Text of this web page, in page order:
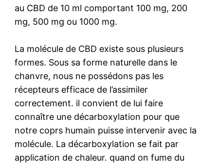
au CBD de 10 ml comportant 100 mg, 200
mg, 500 mg ou 1000 mg.
La molécule de CBD existe sous plusieurs
formes. Sous sa forme naturelle dans le
chanvre, nous ne possédons pas les
récepteurs efficace de l’assimiler
correctement. il convient de lui faire
connaître une décarboxylation pour que
notre coprs humain puisse intervenir avec la
molécule. La décarboxylation se fait par
application de chaleur. quand on fume du